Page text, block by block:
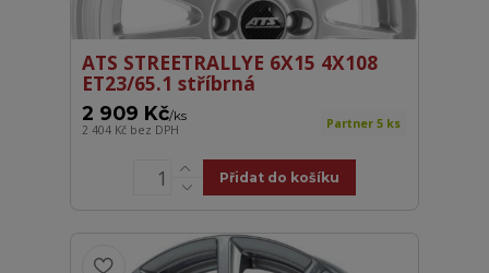
ATS STREETRALLYE 6X15 4X108
ET23/65.1 stříbrná
2 909 Kč/ks
2 404 Kč bez DPH Partner 5 ks
Přidat do košíku